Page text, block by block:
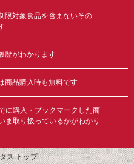
限対象食品を含まないその
歴がわかります
商品購入時も無料です
に購入・ブックマークした商
ま取り扱っているかがわかり
ス トップ